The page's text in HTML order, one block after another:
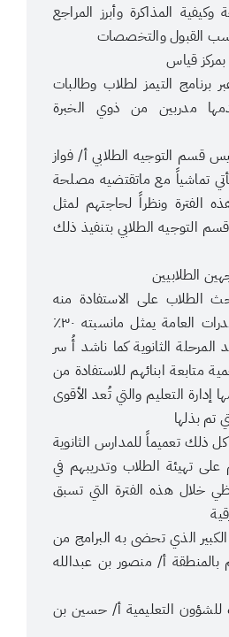
المذاكرة وأبرز المراجع
القبول والتخصصات
بمركز قياس
برنامج التيمز لطلاب وطالبات
مدربين من ذوي الخبرة
قسم التوجيه الطلابي أ/ فواز
تماشياً مع ماتقتضيه مصلحة
الفترة ونظراً لحاجتهم لمثل
التوجيه الطلابي بتنفيذ ذلك
الطلابيين
حث الطلاب على الاستفادة منه
خاصة وأن اختبار القدرات العامة يمثل مانسبته ٣٠٪؜
الثانوية كما ناشد أُ سر
متابعة ابنائهم للاستفادة من
إدارة التعليم والتي تُعد الأقوى
تم بذلها
ذلك تعميماً للمدارس الثانوية
على تهيئة الطلاب وتدريبهم في
خلال هذه الفترة التي تسبق
الذي تحضى به البرامج من
بالمنطقة أ/ منصور بن عبدالله
للشؤون التعليمية أ/ حسين بن